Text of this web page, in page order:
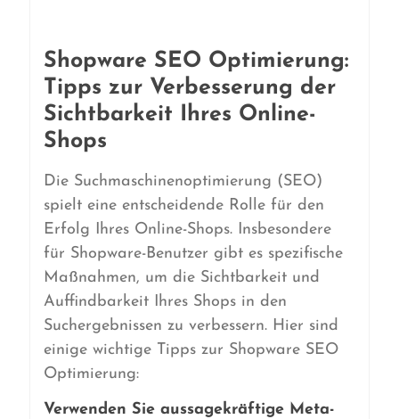
Shopware SEO Optimierung:
Tipps zur Verbesserung der
Sichtbarkeit Ihres Online-
Shops
Die Suchmaschinenoptimierung (SEO)
spielt eine entscheidende Rolle für den
Erfolg Ihres Online-Shops. Insbesondere
für Shopware-Benutzer gibt es spezifische
Maßnahmen, um die Sichtbarkeit und
Auffindbarkeit Ihres Shops in den
Suchergebnissen zu verbessern. Hier sind
einige wichtige Tipps zur Shopware SEO
Optimierung:
Verwenden Sie aussagekräftige Meta-